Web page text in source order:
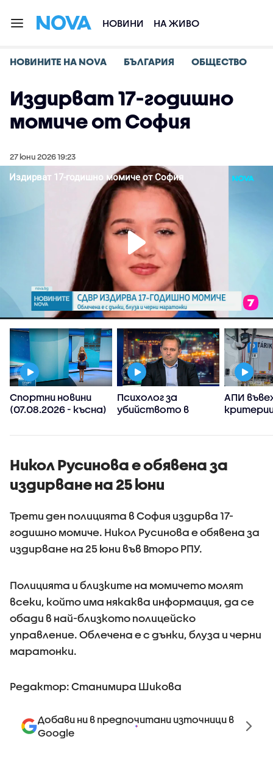
НОВИНИ НА ЖИВО
НОВИНИТЕ НА NOVA БЪЛГАРИЯ ОБЩЕСТВО
Издирват 17-годишно
момиче от София
27 юни 2026 19:23
Спортни новини
(07.08.2026 - късна)
Психолог за
убийството в
Възрастните
примерите за
агресивно
поведение
АПИ
Никол Русинова е обявена за
издирване на 25 юни
Трети ден полицията в София издирва 17-
годишно момиче. Никол Русинова е обявена за
издирване на 25 юни във Второ РПУ.
Полицията и близките на момичето молят
всеки, който има някаква информация, да се
обади в най-близкото полицейско
управление. Облечена е с дънки, блуза и черни
маратонки.
Редактор: Станимира Шикова
Добави ни в предпочитани източници в
Google